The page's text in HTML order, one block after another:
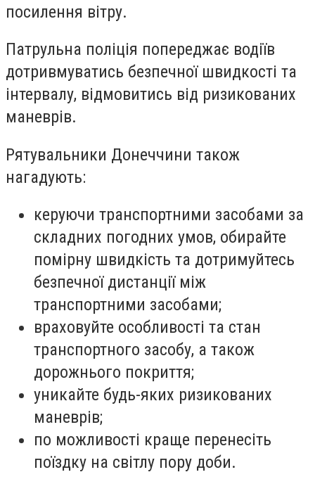
посилення вітру.
Патрульна поліція попереджає водіїв
дотривмуватись безпечної швидкості та
інтервалу, відмовитись від ризикованих
маневрів.
Рятувальники Донеччини також
нагадують:
керуючи транспортними засобами за
складних погодних умов, обирайте
помірну швидкість та дотримуйтесь
безпечної дистанції між
транспортними засобами;
враховуйте особливості та стан
транспортного засобу, а також
дорожнього покриття;
уникайте будь-яких ризикованих
маневрів;
по можливості краще перенесіть
поїздку на світлу пору доби.